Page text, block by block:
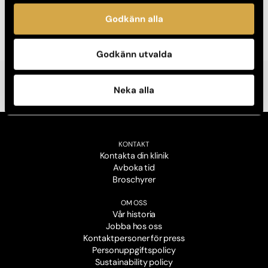
Godkänn alla
Godkänn utvalda
Neka alla
KONTAKT
Kontakta din klinik
Avboka tid
Broschyrer
OM OSS
Vår historia
Jobba hos oss
Kontaktpersoner för press
Personuppgiftspolicy
Sustainability policy